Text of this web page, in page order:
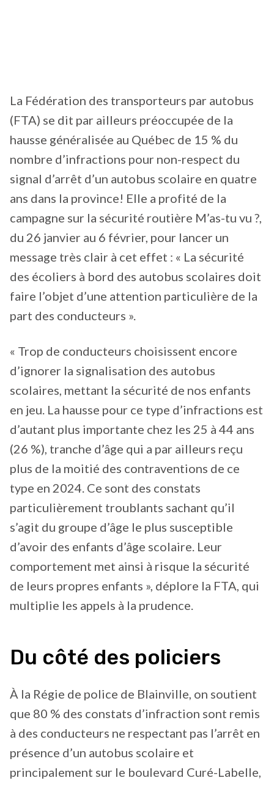
La Fédération des transporteurs par autobus
(FTA) se dit par ailleurs préoccupée de la
hausse généralisée au Québec de 15 % du
nombre d’infractions pour non-respect du
signal d’arrêt d’un autobus scolaire en quatre
ans dans la province! Elle a profité de la
campagne sur la sécurité routière M’as-tu vu ?,
du 26 janvier au 6 février, pour lancer un
message très clair à cet effet : « La sécurité
des écoliers à bord des autobus scolaires doit
faire l’objet d’une attention particulière de la
part des conducteurs ».
« Trop de conducteurs choisissent encore
d’ignorer la signalisation des autobus
scolaires, mettant la sécurité de nos enfants
en jeu. La hausse pour ce type d’infractions est
d’autant plus importante chez les 25 à 44 ans
(26 %), tranche d’âge qui a par ailleurs reçu
plus de la moitié des contraventions de ce
type en 2024. Ce sont des constats
particulièrement troublants sachant qu’il
s’agit du groupe d’âge le plus susceptible
d’avoir des enfants d’âge scolaire. Leur
comportement met ainsi à risque la sécurité
de leurs propres enfants », déplore la FTA, qui
multiplie les appels à la prudence.
Du côté des policiers
À la Régie de police de Blainville, on soutient
que 80 % des constats d’infraction sont remis
à des conducteurs ne respectant pas l’arrêt en
présence d’un autobus scolaire et
principalement sur le boulevard Curé-Labelle,